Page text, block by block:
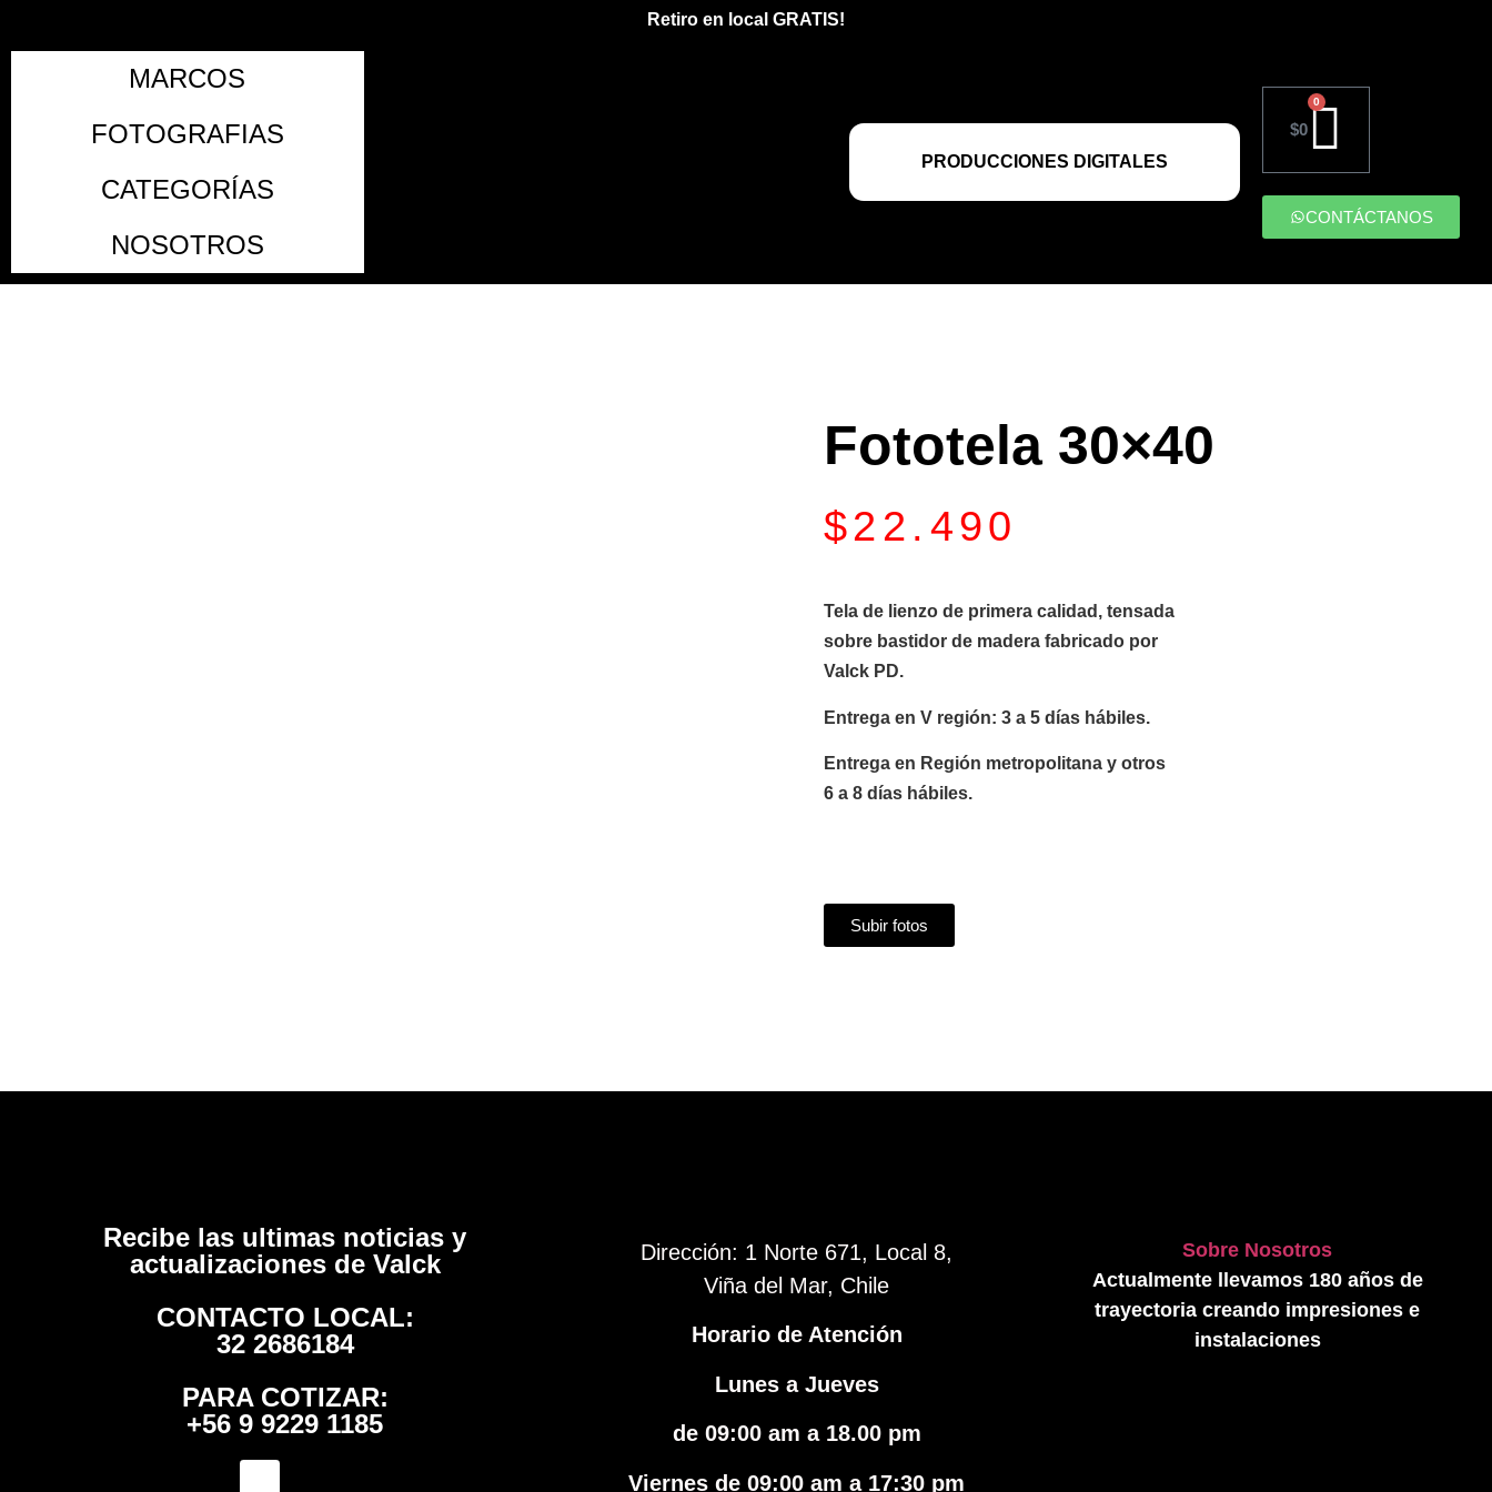
Retiro en local GRATIS!
MARCOS
FOTOGRAFIAS
CATEGORÍAS
NOSOTROS
PRODUCCIONES DIGITALES
$0
0
CONTÁCTANOS
Fototela 30×40
$22.490
Tela de lienzo de primera calidad, tensada
sobre bastidor de madera fabricado por
Valck PD.
Entrega en V región: 3 a 5 días hábiles.
Entrega en Región metropolitana y otros
6 a 8 días hábiles.
Subir fotos
Recibe las ultimas noticias y
actualizaciones de Valck
CONTACTO LOCAL:
32 2686184
PARA COTIZAR:
+56 9 9229 1185
Dirección: 1 Norte 671, Local 8,
Viña del Mar, Chile
Horario de Atención
Lunes a Jueves
de 09:00 am a 18.00 pm
Viernes de 09:00 am a 17:30 pm
Sobre Nosotros
Actualmente llevamos 180 años de
trayectoria creando impresiones e
instalaciones